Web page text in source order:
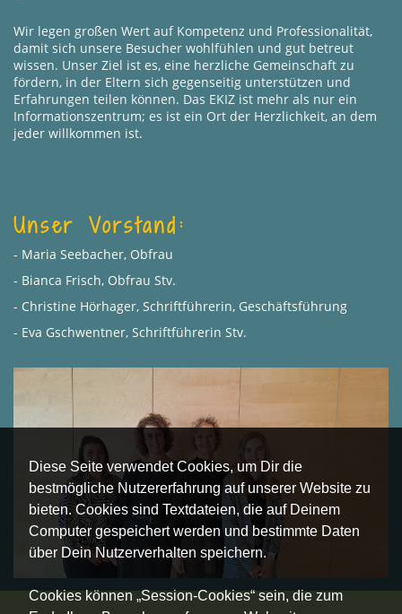
Diese Seite verwendet Cookies, um Dir die
bestmögliche Nutzererfahrung auf unserer Website zu
bieten. Cookies sind Textdateien, die auf Deinem
Computer gespeichert werden und bestimmte Daten
über Dein Nutzerverhalten speichern.
Cookies können „Session-Cookies“ sein, die zum
Wir legen großen Wert auf Kompetenz und Professionalität,
damit sich unsere Besucher wohlfühlen und gut betreut
wissen. Unser Ziel ist es, eine herzliche Gemeinschaft zu
fördern, in der Eltern sich gegenseitig unterstützen und
Erfahrungen teilen können. Das EKIZ ist mehr als nur ein
Informationszentrum; es ist ein Ort der Herzlichkeit, an dem
jeder willkommen ist.
Unser Vorstand:
- Maria Seebacher, Obfrau
- Bianca Frisch, Obfrau Stv.
- Christine Hörhager, Schriftführerin, Geschäftsführung
- Eva Gschwentner, Schriftführerin Stv.